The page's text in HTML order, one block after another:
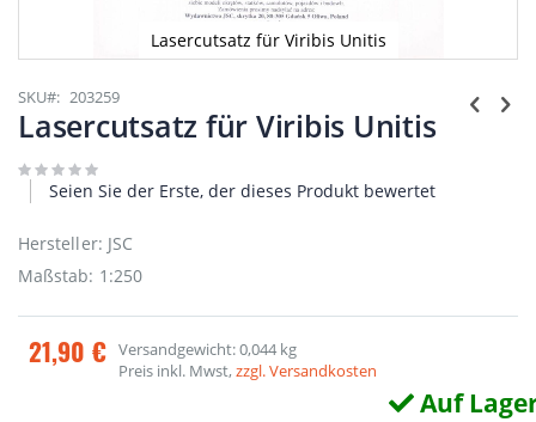
Lasercutsatz für Viribis Unitis
Anfang
der
Bildgalerie
SKU 203259
Lasercutsatz für Viribis Unitis
Seien Sie der Erste, der dieses Produkt bewertet
Hersteller: JSC
Maßstab: 1:250
21,90 € Versandgewicht: 0,044 kg
Preis inkl. Mwst,zzgl. Versandkosten
Auf